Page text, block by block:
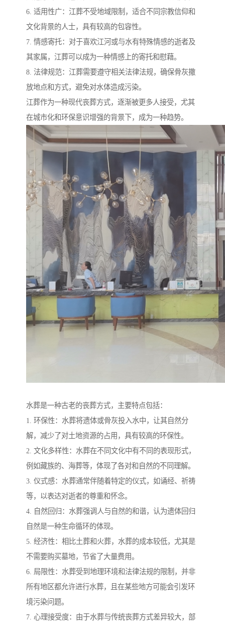
6. 适用性广：江葬不受地域限制，适合不同宗教信仰和
文化背景的人士，具有较高的包容性。
7. 情感寄托：对于喜欢江河或与水有特殊情感的逝者及
其家属，江葬可以成为一种情感上的寄托和慰藉。
8. 法律规范：江葬需要遵守相关法律法规，确保骨灰撒
放地点和方式，避免对水体造成污染。
江葬作为一种现代丧葬方式，逐渐被更多人接受，尤其
在城市化和环保意识增强的背景下，成为一种趋势。
水葬是一种古老的丧葬方式，主要特点包括：
1. 环保性：水葬将遗体或骨灰投入水中，让其自然分
解，减少了对土地资源的占用，具有较高的环保性。
2. 文化多样性：水葬在不同文化中有不同的表现形式，
例如藏族的、海葬等，体现了各对和自然的不同理解。
3. 仪式感：水葬通常伴随着特定的仪式，如诵经、祈祷
等，以表达对逝者的尊重和怀念。
4. 自然回归：水葬强调人与自然的和谐，认为遗体回归
自然是一种生命循环的体现。
5. 经济性：相比土葬和火葬，水葬的成本较低，尤其是
不需要购买墓地，节省了大量费用。
6. 局限性：水葬受到地理环境和法律法规的限制，并非
所有地区都允许进行水葬，且在某些地方可能会引发环
境污染问题。
7. 心理接受度：由于水葬与传统丧葬方式差异较大，部